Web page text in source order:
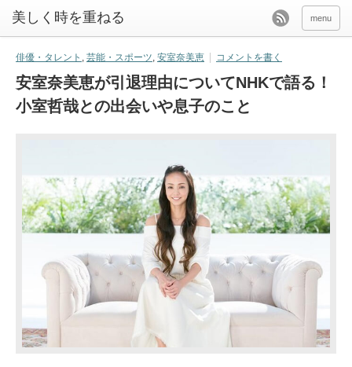
美しく時を重ねる menu
俳優・タレント , 芸能・スポーツ, 安室奈美恵 コメントを書く
安室奈美恵が引退理由についてNHKで語る！
小室哲哉との出会いや息子のこと